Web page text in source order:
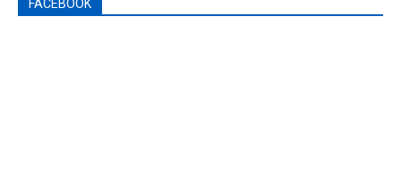
FACEBOOK